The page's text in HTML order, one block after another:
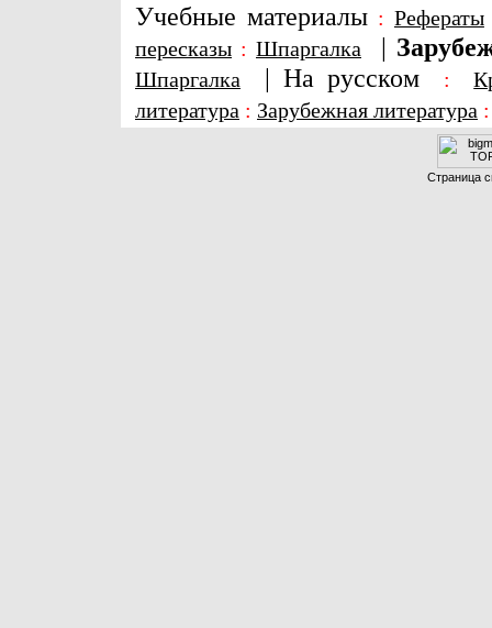
Учебные материалы : Рефераты
пересказы : Шпаргалка |
Шпаргалка | На русском :
литература : Зарубежная литература
Страница